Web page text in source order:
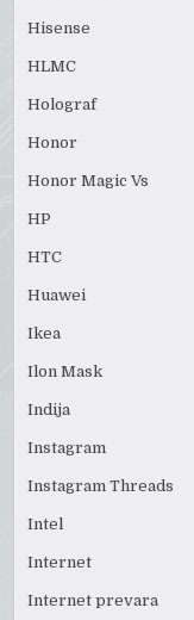
Hisense
HLMC
Holograf
Honor
Honor Magic Vs
HP
HTC
Huawei
Ikea
Ilon Mask
Indija
Instagram
Instagram Threads
Intel
Internet
Internet prevara